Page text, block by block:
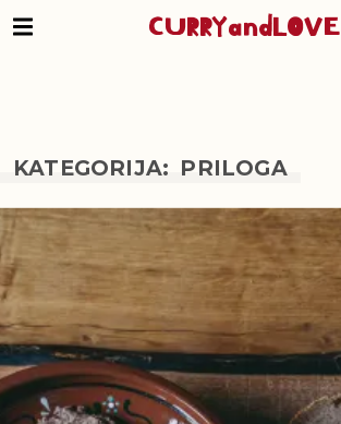
CURRYandLOVE
KATEGORIJA: PRILOGA